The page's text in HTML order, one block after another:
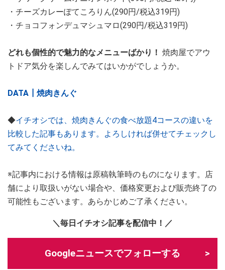
・チーズカレーぽてころりん(290円/税込319円)
・チョコフォンデュマシュマロ(290円/税込319円)
どれも個性的で魅力的なメニューばかり！ 焼肉屋でアウ
トドア気分を楽しんでみてはいかがでしょうか。
DATA┃焼肉きんぐ
◆イチオシでは、焼肉きんぐの食べ放題4コースの違いを
比較した記事もあります。よろしければ併せてチェックし
てみてくださいね。
※記事内における情報は原稿執筆時のものになります。店
舗により取扱いがない場合や、価格変更および販売終了の
可能性もございます。あらかじめご了承ください。
＼毎日イチオシ記事を配信中！／
Googleニュースでフォローする